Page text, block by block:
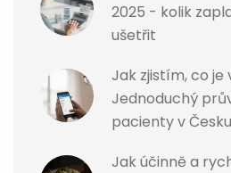
2025 - kolik
ušetřit
Jak zjistím, co je
Jednoduchý
pacienty v Česku
Jak účinně a